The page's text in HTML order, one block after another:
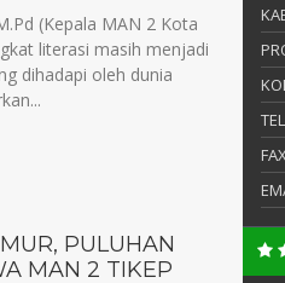
(Kepala MAN 2 Kota
literasi masih menjadi
dihadapi oleh dunia
PULUHAN
MAN 2 TIKEP